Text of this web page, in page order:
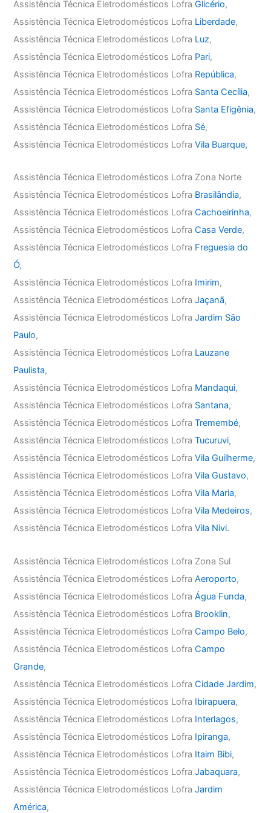
Assistência Técnica Eletrodomésticos LofraGlicério,
Assistência Técnica Eletrodomésticos Lofra Liberdade,
Assistência Técnica Eletrodomésticos Lofra Luz,
Assistência Técnica Eletrodomésticos Lofra Pari,
Assistência Técnica Eletrodomésticos Lofra República,
Assistência Técnica Eletrodomésticos Lofra Santa Cecília,
Assistência Técnica Eletrodomésticos Lofra Santa Efigênia,
Assistência Técnica Eletrodomésticos Lofra Sé,
Assistência Técnica Eletrodomésticos LofraVila Buarque,
Assistência Técnica Eletrodomésticos Lofra Zona Norte
Assistência Técnica Eletrodomésticos Lofra Brasilândia,
Assistência Técnica Eletrodomésticos LofraCachoeirinha,
Assistência Técnica Eletrodomésticos LofraCasa Verde,
Assistência Técnica Eletrodomésticos Lofra Freguesia do
Ó,
Assistência Técnica Eletrodomésticos Lofra Imirim,
Assistência Técnica Eletrodomésticos LofraJaçanã,
Assistência Técnica Eletrodomésticos LofraJardim São
Paulo,
Assistência Técnica Eletrodomésticos Lofra Lauzane
Paulista,
Assistência Técnica Eletrodomésticos Lofra Mandaqui,
Assistência Técnica Eletrodomésticos Lofra Santana,
Assistência Técnica Eletrodomésticos LofraTremembé,
Assistência Técnica Eletrodomésticos LofraTucuruvi,
Assistência Técnica Eletrodomésticos LofraVila Guilherme,
Assistência Técnica Eletrodomésticos LofraVila Gustavo,
Assistência Técnica Eletrodomésticos LofraVila Maria,
Assistência Técnica Eletrodomésticos LofraVila Medeiros,
Assistência Técnica Eletrodomésticos LofraVila Nivi.
Assistência Técnica Eletrodomésticos Lofra Zona Sul
Assistência Técnica Eletrodomésticos LofraAeroporto,
Assistência Técnica Eletrodomésticos LofraÁgua Funda,
Assistência Técnica Eletrodomésticos Lofra Brooklin,
Assistência Técnica Eletrodomésticos LofraCampo Belo,
Assistência Técnica Eletrodomésticos LofraCampo
Grande,
Assistência Técnica Eletrodomésticos LofraCidade Jardim,
Assistência Técnica Eletrodomésticos Lofra Ibirapuera,
Assistência Técnica Eletrodomésticos Lofra Interlagos,
Assistência Técnica Eletrodomésticos Lofra Ipiranga,
Assistência Técnica Eletrodomésticos Lofra Itaim Bibi,
Assistência Técnica Eletrodomésticos LofraJabaquara,
Assistência Técnica Eletrodomésticos LofraJardim
América,